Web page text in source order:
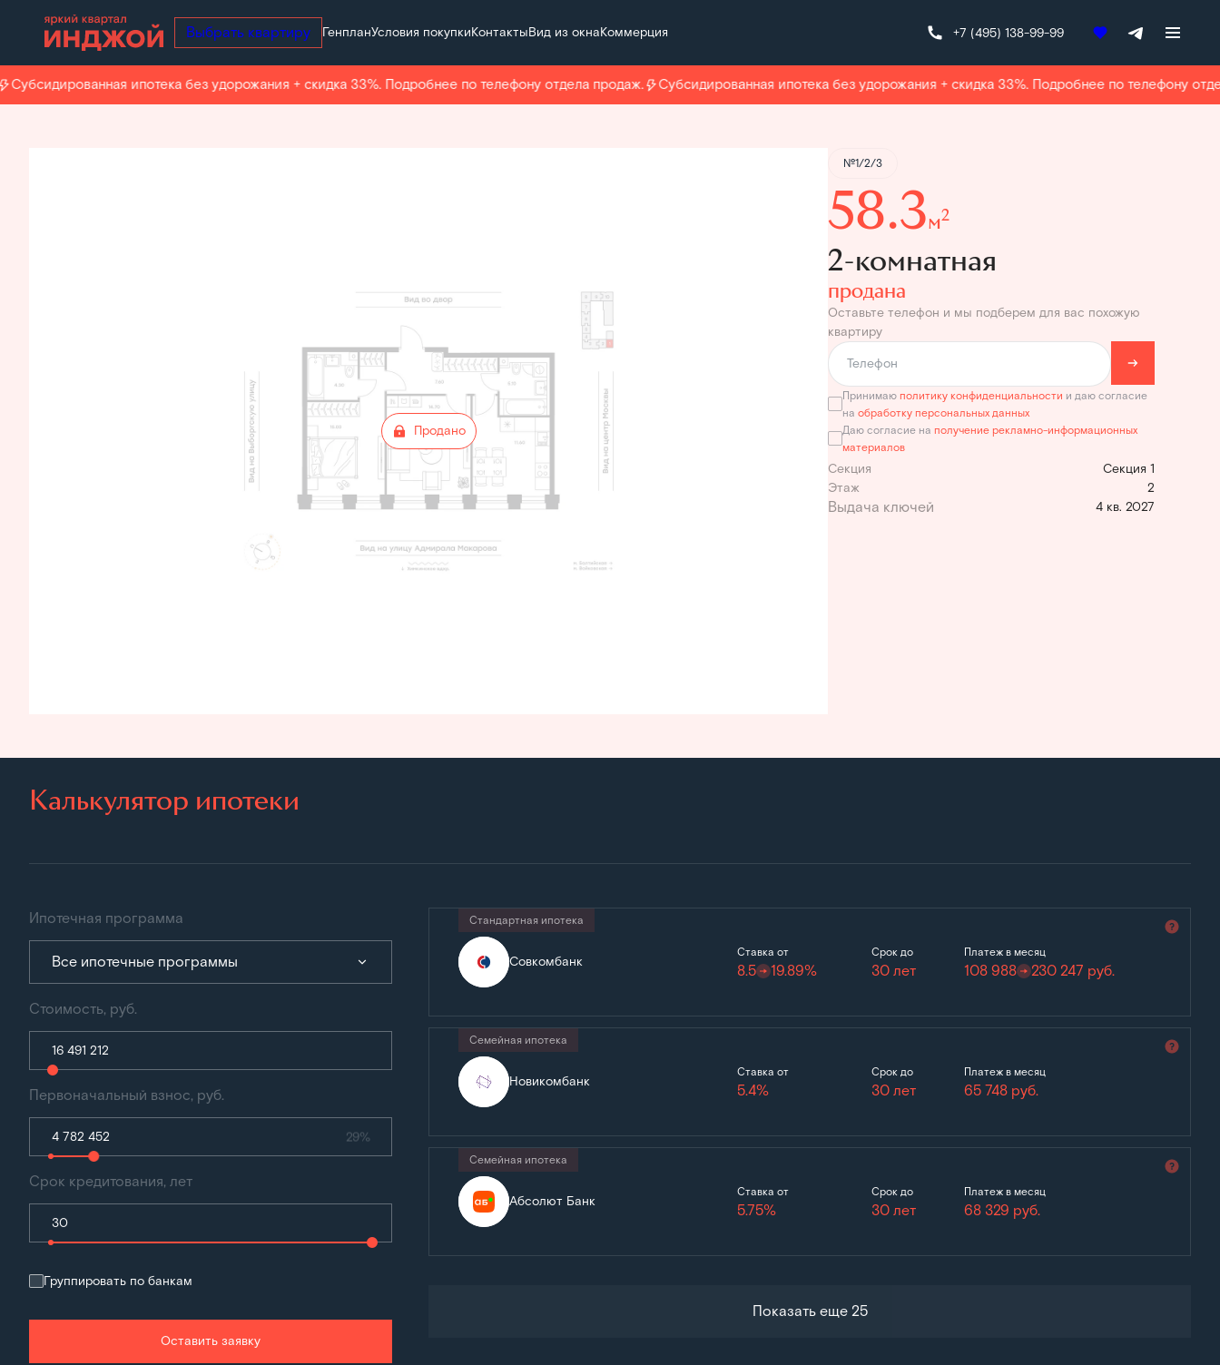
Выбрать квартиру ГенпланУсловия покупкиКонтактыВид из окнаКоммерция +7 (495) 138-99-99
Субсидированная ипотека без удорожания + скидка 33%. Подробнее по телефону отдела продаж. Субсидированная ипотека без удорожания + скидка 33%. Подробнее по телефону
2-комнатная58.3 м2Цена по запросу
Продано
№1/2/3
58.3м2
2-комнатная
продана
Оставьте телефон и мы подберем для вас похожую
квартиру
Принимаю политику конфиденциальности и даю согласие
на обработку персональных данных
Даю согласие на получение рекламно-информационных
материалов
Секция
Секция 1
Этаж
2
4 кв. 2027
Калькулятор ипотеки
Ипотечная программа
Все ипотечные программы
Стоимость, руб.
Первоначальный взнос, руб.
29%
Срок кредитования, лет
Группировать по банкам
Оставить заявку
Совкомбанк
Стандартная ипотека
Ставка от
8.5 19.89%
Срок до
30 лет
Платеж в месяц
108 988 230 247 руб.
Новикомбанк
Семейная ипотека
Ставка от
5.4%
Срок до
30 лет
Платеж в месяц
65 748 руб.
Абсолют Банк
Семейная ипотека
Ставка от
5.75%
Срок до
30 лет
Платеж в месяц
68 329 руб.
Показать еще 25